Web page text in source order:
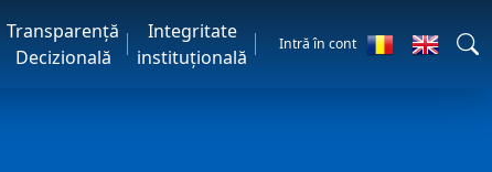
Transparență
Decizională
Integritate
instituțională
Intră în cont